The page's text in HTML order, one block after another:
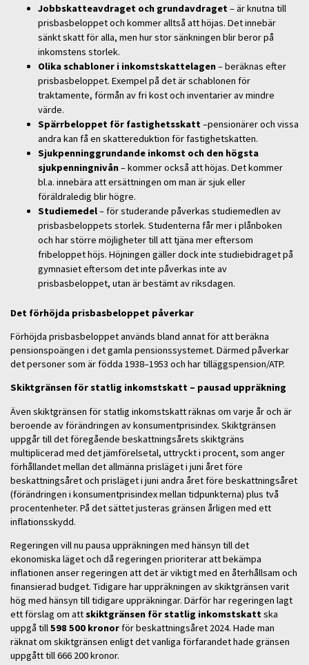
Jobbskatteavdraget och grundavdraget– är knutna till
prisbasbeloppet och kommer alltså att höjas. Det innebär
sänkt skatt för alla, men hur stor sänkningen blir beror på
inkomstens storlek.
Olika schabloner i inkomstskattelagen– beräknas efter
prisbasbeloppet. Exempel på det är schablonen för
traktamente, förmån av fri kost och inventarier av mindre
värde.
Spärrbeloppet för fastighetsskatt–pensionärer och vissa
andra kan få en skattereduktion för fastighetskatten.
Sjukpenninggrundande inkomst och den högsta
sjukpenningnivån– kommer också att höjas. Det kommer
bl.a. innebära att ersättningen om man är sjuk eller
föräldraledig blir högre.
Studiemedel– för studerande påverkas studiemedlen av
prisbasbeloppets storlek. Studenterna får mer i plånboken
och har större möjligheter till att tjäna mer eftersom
fribeloppet höjs. Höjningen gäller dock inte studiebidraget på
gymnasiet eftersom det inte påverkas inte av
prisbasbeloppet, utan är bestämt av riksdagen.
Det förhöjda prisbasbeloppet påverkar
Förhöjda prisbasbeloppet används bland annat för att beräkna
pensionspoängen i det gamla pensionssystemet. Därmed påverkar
det personer som är födda 1938–1953 och har tilläggspension/ATP.
Skiktgränsen för statlig inkomstskatt – pausad uppräkning
Även skiktgränsen för statlig inkomstskatt räknas om varje år och är
beroende av förändringen av konsumentprisindex. Skiktgränsen
uppgår till det föregående beskattningsårets skiktgräns
multiplicerad med det jämförelsetal, uttryckt i procent, som anger
förhållandet mellan det allmänna prisläget i juni året före
beskattningsåret och prisläget i juni andra året före beskattningsåret
(förändringen i konsumentprisindex mellan tidpunkterna) plus två
procentenheter. På det sättet justeras gränsen årligen med ett
inflationsskydd.
Regeringen vill nu pausa uppräkningen med hänsyn till det
ekonomiska läget och då regeringen prioriterar att bekämpa
inflationen anser regeringen att det är viktigt med en återhållsam och
finansierad budget. Tidigare har uppräkningen av skiktgränsen varit
hög med hänsyn till tidigare uppräkningar. Därför har regeringen lagt
ett förslag om attskiktgränsen för statlig inkomstskattska
uppgå till598 500 kronorför beskattningsåret 2024. Hade man
räknat om skiktgränsen enligt det vanliga förfarandet hade gränsen
uppgått till 666 200 kronor.